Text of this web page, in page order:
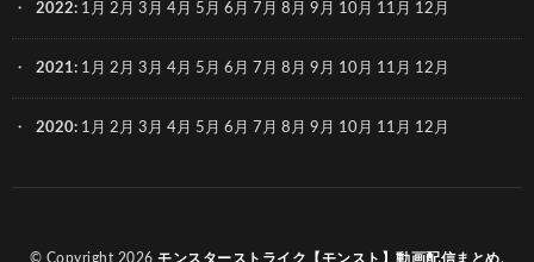
2022: 1月 2月 3月 4月 5月 6月 7月 8月 9月 10月 11月 12月
2021: 1月 2月 3月 4月 5月 6月 7月 8月 9月 10月 11月 12月
2020: 1月 2月 3月 4月 5月 6月 7月 8月 9月 10月 11月 12月
© Copyright 2026 モンスターストライク【モンスト】動画配信まとめ.